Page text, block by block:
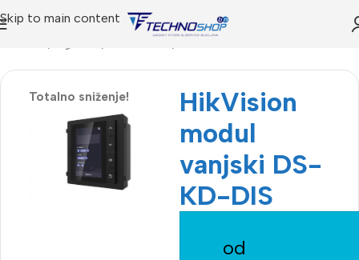
Skip to main content
Totalno sniženje!
HikVision
modul
vanjski DS-
KD-DIS
od